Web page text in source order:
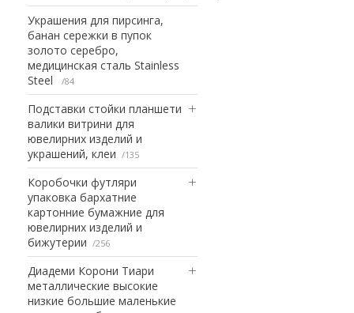
Украшения для пирсинга,
банан сережки в пупок
золото серебро,
медицинская сталь Stainless
Steel
84
Подставки стойки планшети
валики витрини для
ювелирних изделий и
украшений, клеи
135
Коробочки футляри
упаковка бархатние
картонние бумажние для
ювелирних изделий и
бижутерии
256
Диадеми Корони Тиари
металлические высокие
низкие большие маленькие